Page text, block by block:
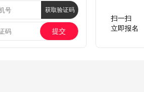
获取验证码
提交
扫一扫
立即报名